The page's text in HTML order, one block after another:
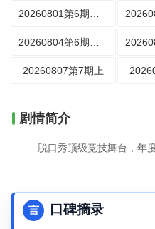
20260807第7期上
剧情简介
脱口秀顶级竞技舞台，年
言 口碑摘录